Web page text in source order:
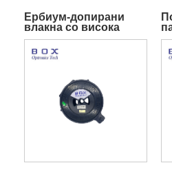
Ербиум-допирани
влакна со висока
апсорпција